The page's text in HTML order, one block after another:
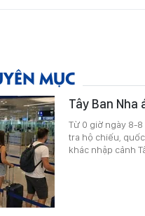
MỤC
Tây Ban
Từ 0 giờ ngày 8-8
tra hộ chiếu,
khác nhập cảnh